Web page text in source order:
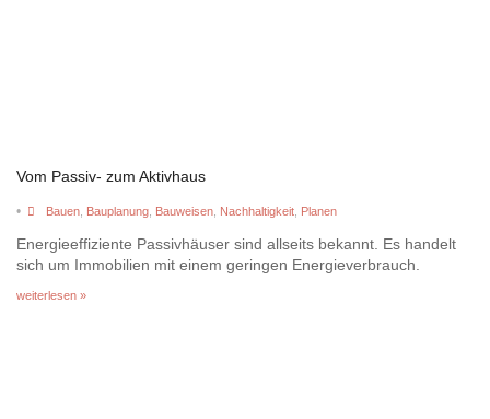
Vom Passiv- zum Aktivhaus
• Bauen, Bauplanung, Bauweisen, Nachhaltigkeit, Planen
Energieeffiziente Passivhäuser sind allseits bekannt. Es handelt
sich um Immobilien mit einem geringen Energieverbrauch.
weiterlesen »